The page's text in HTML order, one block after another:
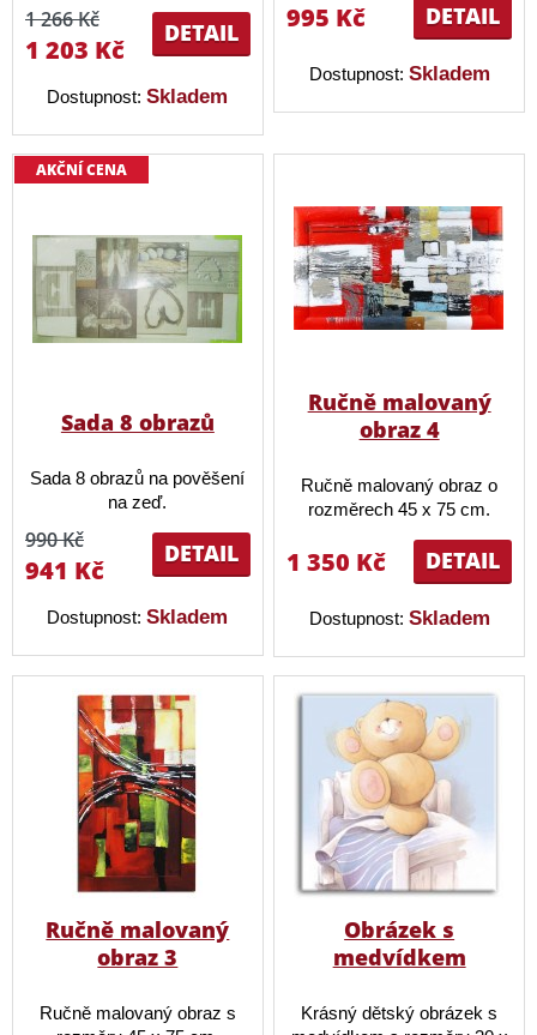
DETAIL
1 266 Kč
1 203 Kč
Dostupnost:Skladem
DETAIL
995 Kč
Dostupnost: Skladem
AKČNÍ CENA
Sada 8 obrazů
Sada 8 obrazů na pověšení
na zeď.
DETAIL
990 Kč
941 Kč
Dostupnost:Skladem
Ručně malovaný
obraz 4
Ručně malovaný obraz o
rozměrech 45 x 75 cm.
DETAIL
1 350 Kč
Dostupnost: Skladem
Ručně malovaný
obraz 3
Ručně malovaný obraz s
Obrázek s
medvídkem
Krásný dětský obrázek s